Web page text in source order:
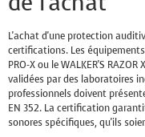
L'achat d'une protection
certifications. Les équipements
PRO-X ou le WALKER'S
validées par des laboratoires
professionnels doivent
EN 352. La certification
sonores spécifiques, qu'ils